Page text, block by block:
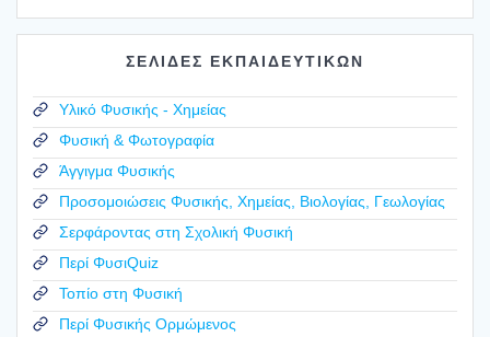
ΣΕΛΙΔΕΣ ΕΚΠΑΙΔΕΥΤΙΚΩΝ
Υλικό Φυσικής - Χημείας
Φυσική & Φωτογραφία
Άγγιγμα Φυσικής
Προσομοιώσεις Φυσικής, Χημείας, Βιολογίας, Γεωλογίας
Σερφάροντας στη Σχολική Φυσική
Περί ΦυσιQuiz
Τοπίο στη Φυσική
Περί Φυσικής Ορμώμενος